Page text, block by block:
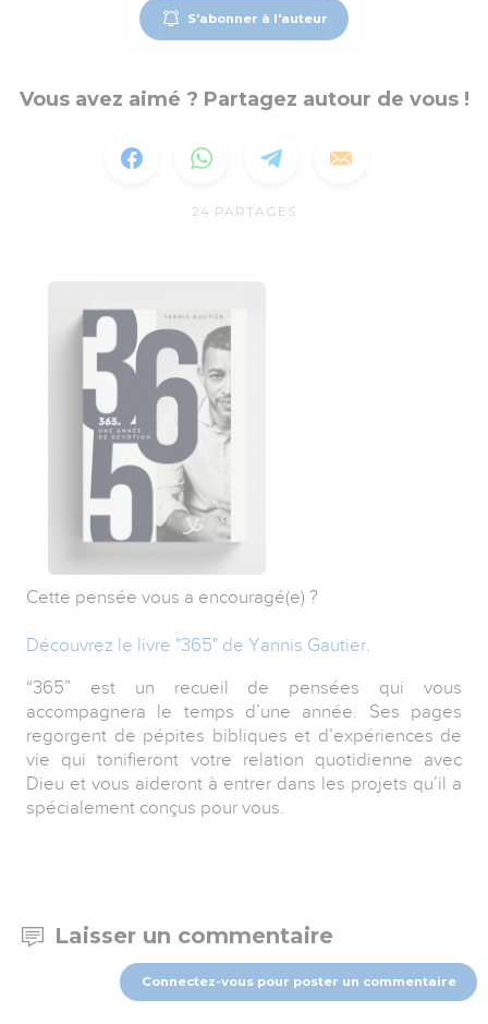
S'abonner à l'auteur
Vous avez aimé ? Partagez autour de vous !
24 PARTAGES
Cette pensée vous a encouragé(e) ?
Découvrez le livre "365" de Yannis Gautier
“365” est un recueil de pensées qui vous
accompagnera le temps d’une année. Ses pages
regorgent de pépites bibliques et d’expériences de
vie qui tonifieront votre relation quotidienne avec
Dieu et vous aideront à entrer dans les projets qu’il a
spécialement conçus pour vous.
Laisser un commentaire
Connectez-vous pour poster un commentaire